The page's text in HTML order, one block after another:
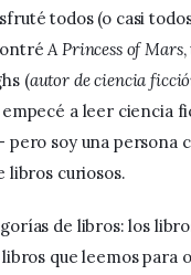
todos (o casi
A Princess of Mars,
(autor de ciencia
a leer ciencia
soy una persona
libros curiosos.
de libros: los
que leemos para